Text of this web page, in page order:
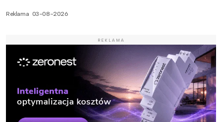
Reklama 03-08-2026
REKLAMA